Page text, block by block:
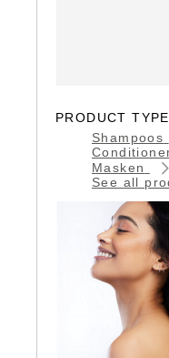
PRODUCT TYPE
Shampoos
Masken
See all